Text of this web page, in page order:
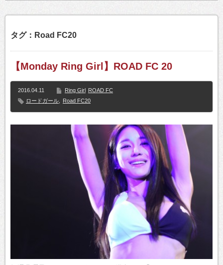
タグ：Road FC20
【Monday Ring Girl】ROAD FC 20
2016.04.11 Ring Girl ROAD FC
ロードガール
Road FC20